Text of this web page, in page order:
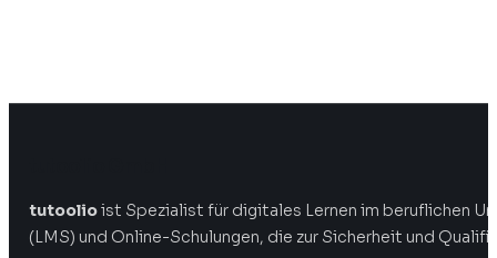
tutoolioist Spezialist für digitales Lernen im beruflichen
(LMS) und Online-Schulungen, die zur Sicherheit und